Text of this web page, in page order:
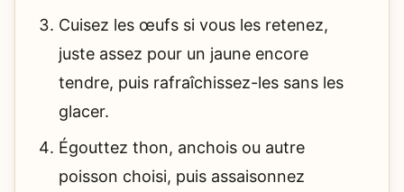
Cuisez les œufs si vous les retenez,
juste assez pour un jaune encore
tendre, puis rafraîchissez-les sans les
glacer.
Égouttez thon, anchois ou autre
poisson choisi, puis assaisonnez